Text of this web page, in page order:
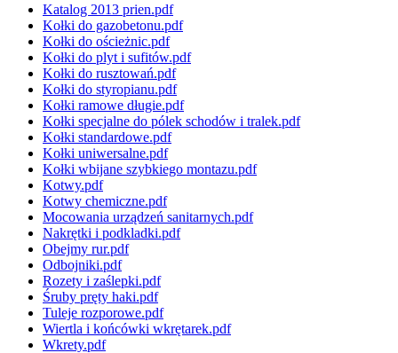
Katalog 2013 prien.pdf
Kołki do gazobetonu.pdf
Kołki do ościeżnic.pdf
Kołki do plyt i sufitów.pdf
Kołki do rusztowań.pdf
Kołki do styropianu.pdf
Kołki ramowe długie.pdf
Kołki specjalne do pólek schodów i tralek.pdf
Kołki standardowe.pdf
Kołki uniwersalne.pdf
Kołki wbijane szybkiego montazu.pdf
Kotwy.pdf
Kotwy chemiczne.pdf
Mocowania urządzeń sanitarnych.pdf
Nakrętki i podkladki.pdf
Obejmy rur.pdf
Odbojniki.pdf
Rozety i zaślepki.pdf
Śruby pręty haki.pdf
Tuleje rozporowe.pdf
Wiertla i końcówki wkrętarek.pdf
Wkrety.pdf